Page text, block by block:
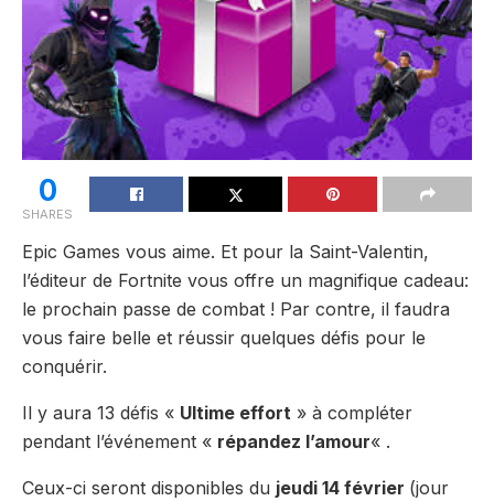
0
SHARES
Epic Games vous aime. Et pour la Saint-Valentin,
l’éditeur de Fortnite vous offre un magnifique cadeau:
le prochain passe de combat ! Par contre, il faudra
vous faire belle et réussir quelques défis pour le
conquérir.
Il y aura 13 défis « Ultime effort » à compléter
pendant l’événement « répandez l’amour« .
Ceux-ci seront disponibles du jeudi 14 février (jour